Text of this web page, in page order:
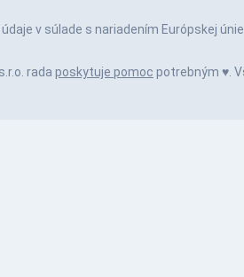
v súlade s nariadením Európskej únie
rada poskytuje pomoc potrebným ♥️.